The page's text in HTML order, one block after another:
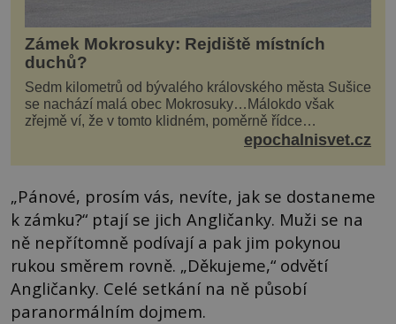
Zámek Mokrosuky: Rejdiště místních
duchů?
Sedm kilometrů od bývalého královského města Sušice
se nachází malá obec Mokrosuky…Málokdo však
zřejmě ví, že v tomto klidném, poměrně řídce
navštěvovaném koutu vesnické Šumavy se nachází
epochalnisvet.cz
„Pánové, prosím vás, nevíte, jak se dostaneme
k zámku?“ ptají se jich Angličanky. Muži se na
ně nepřítomně podívají a pak jim pokynou
rukou směrem rovně. „Děkujeme,“ odvětí
Angličanky. Celé setkání na ně působí
paranormálním dojmem.